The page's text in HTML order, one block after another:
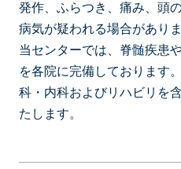
発作、ふらつき、痛み、頭
病気が疑われる場合がありま
当センターでは、脊髄疾患
を各院に完備しております
科・内科およびリハビリを
たします。